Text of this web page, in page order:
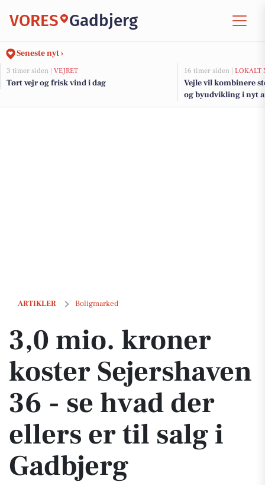
VORES Gadbjerg
Seneste nyt ›
3 timer siden | VEJRET
Tørt vejr og frisk vind i dag
16 timer siden | LOKALT
Vejle vil kombinere
og byudvikling i nyt
fjorden
ARTIKLER Boligmarked
3,0 mio. kroner koster Sejershaven 36 - se hvad der ellers er til salg i
3,0 mio. kroner
koster Sejershaven
36 - se hvad der
ellers er til salg i
Gadbjerg